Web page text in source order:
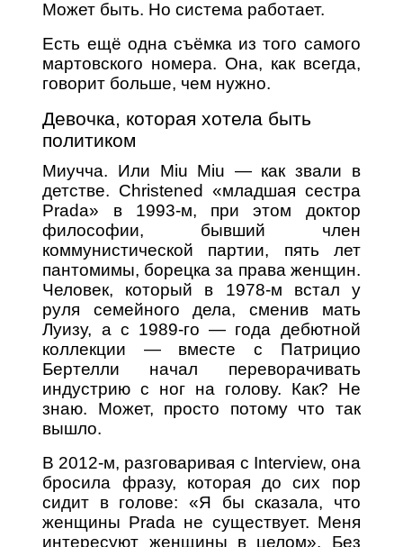
Может быть. Но система работает.
Есть ещё одна съёмка из того самого
мартовского номера. Она, как всегда,
говорит больше, чем нужно.
Девочка, которая хотела быть
политиком
Миучча. Или Miu Miu — как звали в
детстве. Christened «младшая сестра
Prada» в 1993-м, при этом доктор
философии, бывший член
коммунистической партии, пять лет
пантомимы, борецка за права женщин.
Человек, который в 1978-м встал у
руля семейного дела, сменив мать
Луизу, а с 1989-го — года дебютной
коллекции — вместе с Патрицио
Бертелли начал переворачивать
индустрию с ног на голову. Как? Не
знаю. Может, просто потому что так
вышло.
В 2012-м, разговаривая с Interview, она
бросила фразу, которая до сих пор
сидит в голове: «Я бы сказала, что
женщины Prada не существует. Меня
интересуют женщины в целом». Без